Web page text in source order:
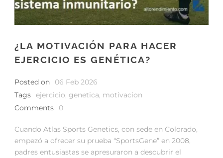
¿LA MOTIVACIÓN PARA HACER
EJERCICIO ES GENÉTICA?
Posted on
06 Feb 2026
Tags ejercicio, genetica, motivacion
Comments
0
Cuando Atlas Sports Genetics, con sede en Colorado,
empezó a ofrecer su prueba “SportsGene” en 2008,
padres entusiastas se apresuraron a descubrir el